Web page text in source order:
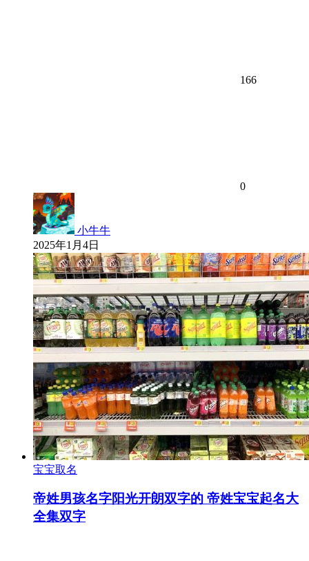
166
0
小牛牛
2025年1月4日
宝宝取名
帝姓男孩名字阳光开朗双字的 帝姓宝宝起名大
全集双字